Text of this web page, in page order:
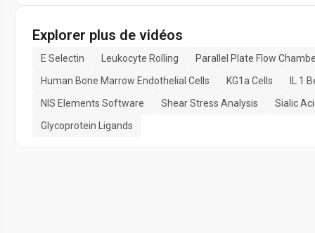
Explorer plus de vidéos
E Selectin Leukocyte Rolling
Parallel Plate Flow
Human Bone Marrow Endothelial Cells
KG1a Cells
IL 1
NIS Elements Software
Shear Stress Analysis
Sialic
Glycoprotein Ligands